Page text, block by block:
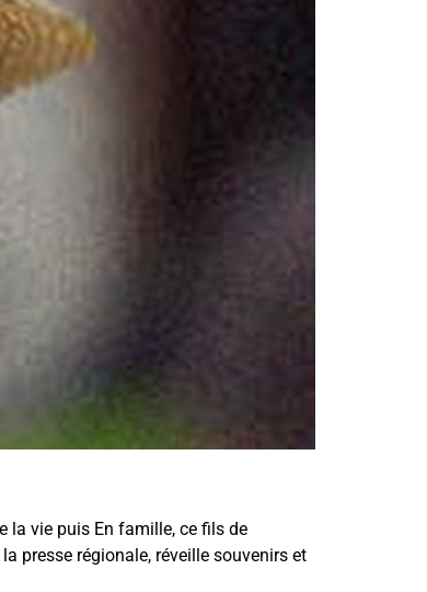
la vie puis En famille, ce fils de
presse régionale, réveille souvenirs et